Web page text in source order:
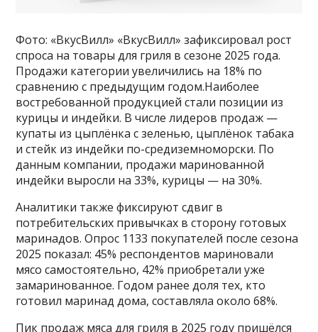
Фото: «ВкусВилл» «ВкусВилл» зафиксировал рост
спроса на товары для гриля в сезоне 2025 года.
Продажи категории увеличились на 18% по
сравнению с предыдущим годом.Наиболее
востребованной продукцией стали позиции из
курицы и индейки. В числе лидеров продаж —
купаты из цыплёнка с зеленью, цыплёнок табака
и стейк из индейки по-средиземноморски. По
данным компании, продажи маринованной
индейки выросли на 33%, курицы — на 30%.
Аналитики также фиксируют сдвиг в
потребительских привычках в сторону готовых
маринадов. Опрос 1133 покупателей после сезона
2025 показал: 45% респондентов мариновали
мясо самостоятельно, 42% приобретали уже
замаринованное. Годом ранее доля тех, кто
готовил маринад дома, составляла около 68%.
Пик продаж мяса для гриля в 2025 году пришёлся